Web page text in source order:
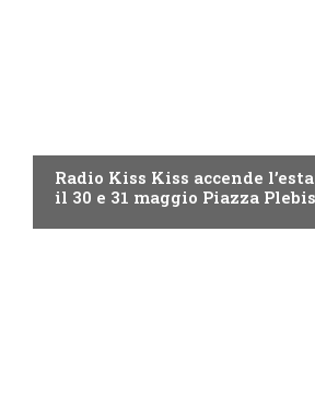
Radio Kiss Kiss accende
il 30 e 31 maggio Piazza